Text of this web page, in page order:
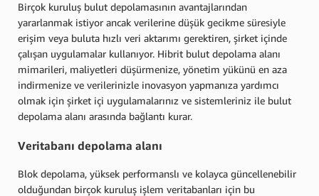
Birçok kuruluş bulut depolamasının avantajlarından
yararlanmak istiyor ancak verilerine düşük gecikme süresiyle
erişim veya buluta hızlı veri aktarımı gerektiren, şirket içinde
çalışan uygulamalar kullanıyor. Hibrit bulut depolama alanı
mimarileri, maliyetleri düşürmenize, yönetim yükünü en aza
indirmenize ve verilerinizle inovasyon yapmanıza yardımcı
olmak için şirket içi uygulamalarınız ve sistemleriniz ile bulut
depolama alanı arasında bağlantı kurar.
Veritabanı depolama alanı
Blok depolama, yüksek performanslı ve kolayca güncellenebilir
olduğundan birçok kuruluş işlem veritabanları için bu